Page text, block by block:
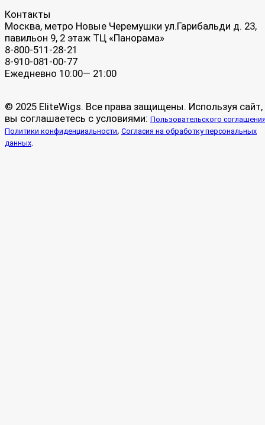
Контакты
Москва, метро Новые Черемушки ул.Гарибальди д. 23,
павильон 9, 2 этаж ТЦ «Панорама»
8-800-511-28-21
8-910-081-00-77
Ежедневно 10:00— 21:00
© 2025 EliteWigs. Все права защищены. Используя сайт,
вы соглашаетесь с условиями: Пользовательского
Политики конфиденциальности, Согласия на обработку персональных
данных.